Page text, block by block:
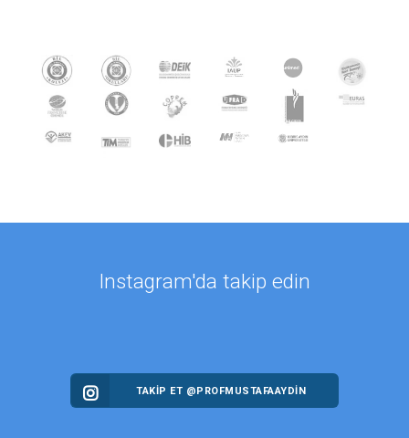
Instagram'da takip edin
TAKİP ET @PROFMUSTAFAAYDIN